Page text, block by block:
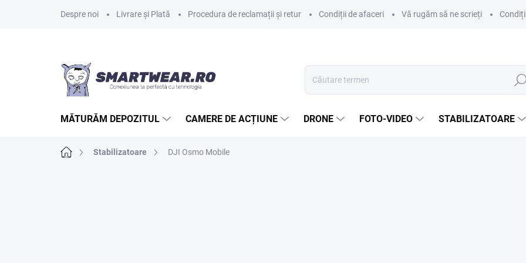
Despre noi Livrare și Plată Procedura de reclamații și retur Condiții de afaceri Vă rugăm să ne scrieți
MĂTURĂM DEPOZITUL CAMERE DE ACȚIUNE DRONE FOTO-VIDEO STABILIZATOARE
AcasăStabilizatoare DJI Osmo Mobile